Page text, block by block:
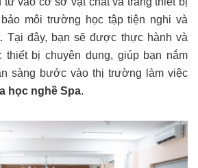
môi trường học tập tiện nghi và
Tại đây, bạn sẽ được thực hành và
thiết bị chuyên dụng, giúp bạn nắm
sàng bước vào thị trường làm việc
học nghề Spa.